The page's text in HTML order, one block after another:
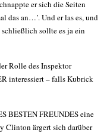
er sich die Seiten
das an…’. Und er las es, und
schließlich sollte es ja ein
Rolle des Inspektor
interessiert – falls Kubrick
BESTEN FREUNDES eine
Clinton ärgert sich darüber